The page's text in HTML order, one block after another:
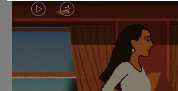
O
VÍDEO
NÃO
ESTÁ
O
VÍDEO
ESTÁ
SEM
SELEÇÃO DE PRESENTES
SELECIONADA